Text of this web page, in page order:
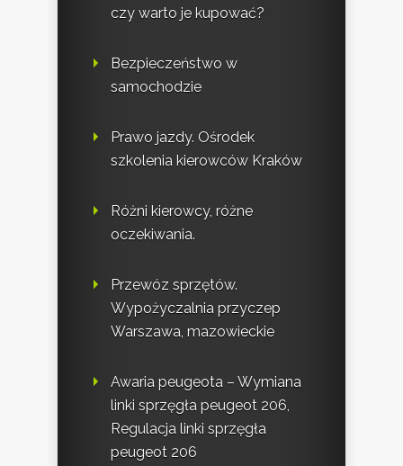
czy warto je kupować?
Bezpieczeństwo w
samochodzie
Prawo jazdy. Ośrodek
szkolenia kierowców Kraków
Różni kierowcy, różne
oczekiwania.
Przewóz sprzętów.
Wypożyczalnia przyczep
Warszawa, mazowieckie
Awaria peugeota – Wymiana
linki sprzęgła peugeot 206,
Regulacja linki sprzęgła
peugeot 206